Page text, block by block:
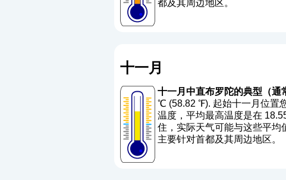
都及其周边地区。
十一月
十一月中直布罗陀的典型（通
℃ (58.82 ℉). 起始十一月位置
温度，平均最高温度是在
住，实际天气可能与这些平均
主要针对首都及其周边地区。